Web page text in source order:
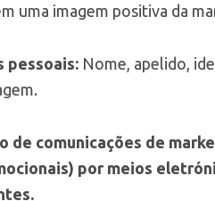
uma imagem positiva da
pessoais: Nome, apelido,
de comunicações de
por meios